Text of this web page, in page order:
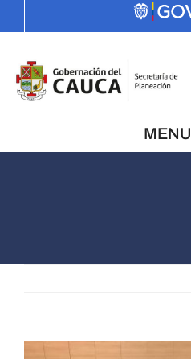
to
content
MENU
View